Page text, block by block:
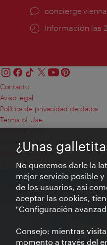
Información las
Contacto
Aviso legal
Política de privacidad de datos
Terms of Use
Accesibilidad
Contacto para la prensa
Ajustes de cookie
© Copyright WienTourismus
¿Unas
No queremos darle la
mejor servicio posible
de los usuarios, así
aceptar las cookies,
"Configuración
Consejo: mientras
momento a través del